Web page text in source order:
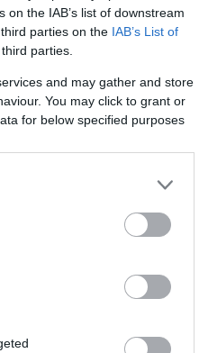
the IAB’s list of downstream
parties on the IAB’s List of
parties.
and may gather and store
You may click to grant or
for below specified purposes